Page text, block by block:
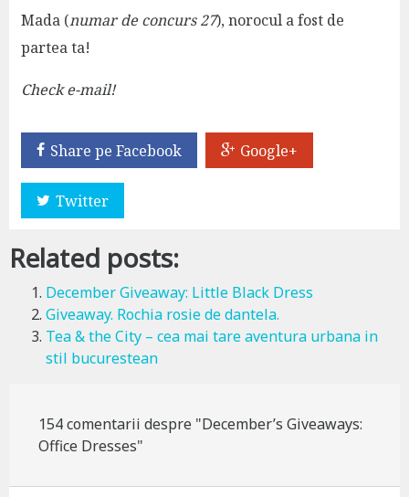
Mada (numar de concurs 27), norocul a fost de
partea ta!
Check e-mail!
Share pe Facebook Google+
Twitter
Related posts:
December Giveaway: Little Black Dress
Giveaway. Rochia rosie de dantela.
Tea & the City – cea mai tare aventura urbana in
stil bucurestean
154 comentarii despre "December’s Giveaways:
Office Dresses"